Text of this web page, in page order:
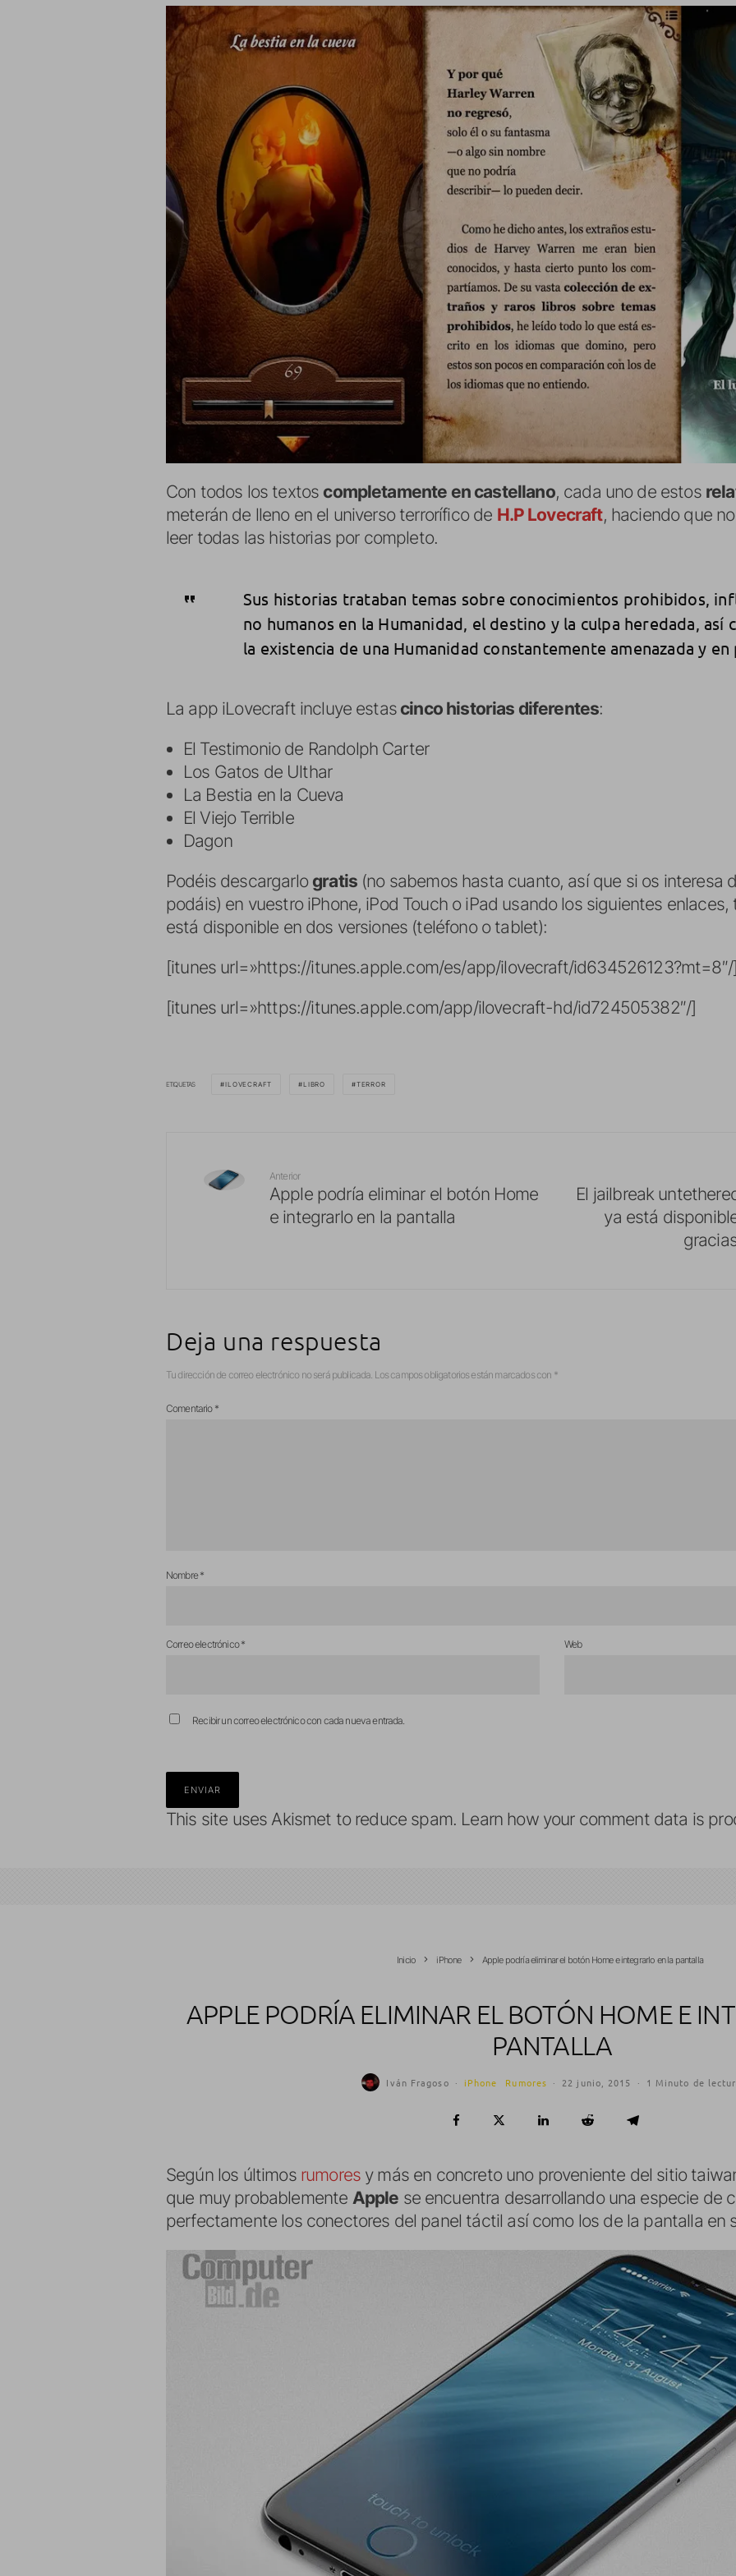
Con todos los textos completamente en castellano, cada uno de estos
meterán de lleno en el universo terrorífico de H.P Lovecraft, haciendo que
leer todas las historias por completo.
Sus historias trataban temas sobre conocimientos prohibidos,
no humanos en la Humanidad, el destino y la culpa heredada, así
la existencia de una Humanidad constantemente amenazada y
La app iLovecraft incluye estascinco historias diferentes:
El Testimonio de Randolph Carter
Los Gatos de Ulthar
La Bestia en la Cueva
El Viejo Terrible
Dagon
Podéis descargarlo gratis (no sabemos hasta cuanto, así que si os interesa
podáis) en vuestro iPhone, iPod Touch o iPad usando los siguientes
está disponible en dos versiones (teléfono o tablet):
[itunes url=»https://itunes.apple.com/es/app/ilovecraft/id634526123?mt=8″/]
[itunes url=»https://itunes.apple.com/app/ilovecraft-hd/id724505382″/]
ETIQUETAS ILOVECRAFT LIBRO TERROR
Anterior
Apple podría eliminar el botón Home
e integrarlo en la pantalla
El jailbreak
ya está
Deja una respuesta
Tu dirección de correo electrónico no será publicada. Los campos obligatorios están marcados con *
Comentario *
Nombre*
Correo electrónico* Web
Recibir un correo electrónico con cada nueva entrada.
This site uses Akismet to reduce spam. Learn how your comment data is
Inicio iPhone Apple podría eliminar el botón Home e integrarlo en la pantalla
APPLE PODRÍA ELIMINAR EL BOTÓN HOME E
PANTALLA
Iván Fragoso · iPhone Rumores · 22 junio, 2015 · 1 Minuto de
Según los últimos rumores y más en concreto uno proveniente del sitio
que muy probablemente Apple se encuentra desarrollando una especie de
perfectamente los conectores del panel táctil así como los de la pantalla en